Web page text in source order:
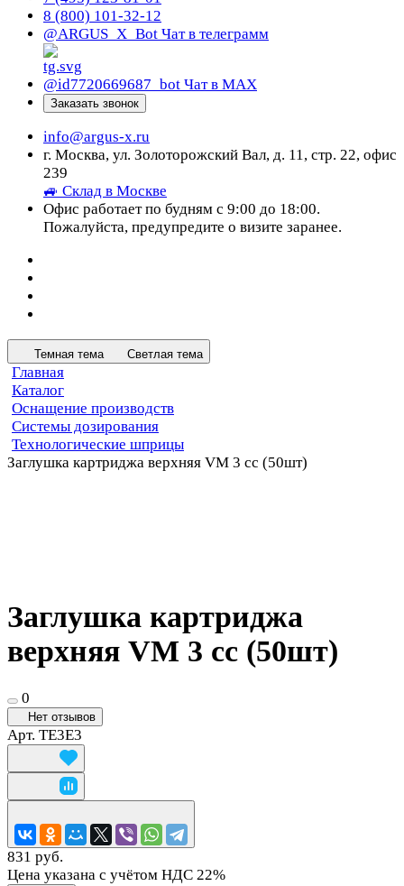
8 (800) 101-32-12
@ARGUS_X_Bot Чат в телеграмм
@id7720669687_bot Чат в МАХ
Заказать звонок
info@argus-x.ru
г. Москва, ул. Золоторожский Вал, д. 11, стр. 22, офис
239
🚙 Склад в Москве
Офис работает по будням с 9:00 до 18:00.
Пожалуйста, предупредите о визите заранее.
Темная тема Светлая тема
Главная
Каталог
Оснащение производств
Системы дозирования
Технологические шприцы
Заглушка картриджа верхняя VM 3 сс (50шт)
Заглушка картриджа
верхняя VM 3 сс (50шт)
0
Нет отзывов
Арт. TE3E3
831 руб.
Цена указана с учётом НДС 22%